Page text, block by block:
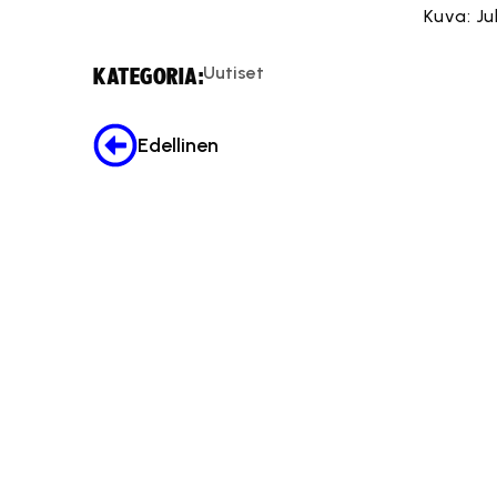
Kuva:
KATEGORIA:Uutiset
Edellinen